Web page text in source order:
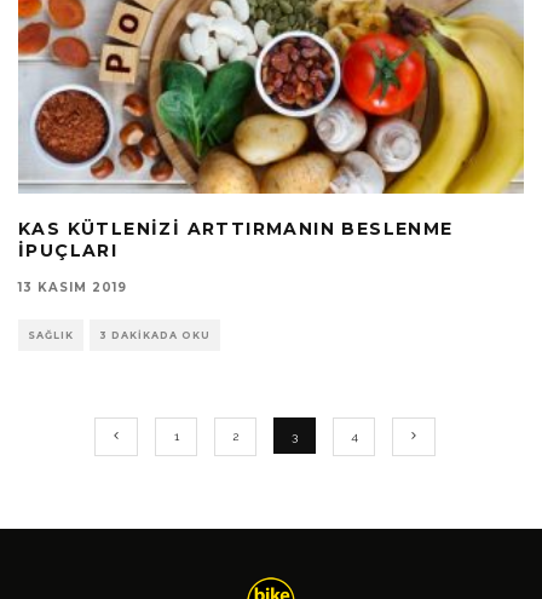
KAS KÜTLENIZI ARTTIRMANIN BESLENME
İPUÇLARI
13 KASIM 2019
SAĞLIK 3 DAKIKADA OKU
1 2 3 4